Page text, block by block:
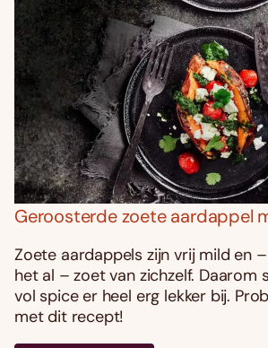
Geroosterde zoete aardappel
Zoete aardappels zijn vrij mild en
het al – zoet van zichzelf. Daarom
vol spice er heel erg lekker bij.
met dit recept!